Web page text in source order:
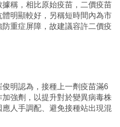
稱，相比原始疫苗，二價疫苗
明顯較好，另稱短時間內為市
重症屏障，故建議容許二價疫
明認為，接種上一劑疫苗滿6
強劑，以提升對於變異病毒株
人手調配、避免接種站出現混